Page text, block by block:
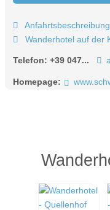
Wanderhotel auf der
Telefon: +39 047...
Homepage: